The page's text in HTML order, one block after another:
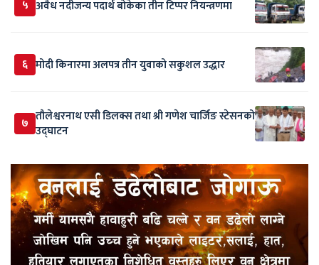
५ अवैध नदीजन्य पदार्थ बोकेका तीन टिप्पर नियन्त्रणमा
६ मोदी किनारमा अलपत्र तीन युवाको सकुशल उद्धार
७ तौलेश्वरनाथ एसी डिलक्स तथा श्री गणेश चार्जिङ स्टेसनको
उद्घाटन